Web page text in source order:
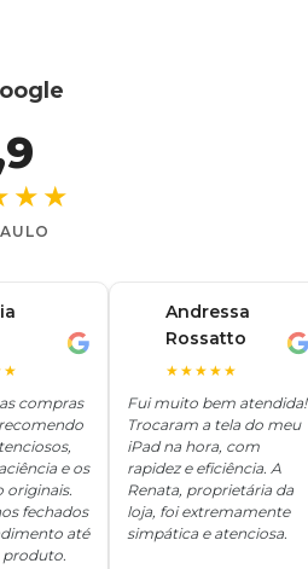
compras
e os
originais.
fechados
até
produto.
Andressa
Rossatto
★★★★★
Fui muito bem atendida!
Trocaram a tela do meu
iPad na hora, com
rapidez e eficiência. A
Renata, proprietária da
loja, foi extremamente
simpática e atenciosa.